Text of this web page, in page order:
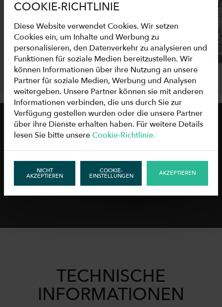
TECHNISCHE
INFORMATIONEN
COOKIE-RICHTLINIE
Diese Website verwendet Cookies. Wir setzen
Cookies ein, um Inhalte und Werbung zu
personalisieren, den Datenverkehr zu analysieren und
Funktionen für soziale Medien bereitzustellen. Wir
können Informationen über ihre Nutzung an unsere
Partner für soziale Medien, Werbung und Analysen
weitergeben. Unsere Partner können sie mit anderen
Informationen verbinden, die uns durch Sie zur
Verfügung gestellen wurden oder die unsere Partner
über ihre Dienste erhalten haben. Für weitere Details
lesen Sie bitte unsereCookie-Richtlinie.
NICHT
AKZEPTIEREN
COOKIE-
EINSTELLUNGEN AKZEPTIEREN